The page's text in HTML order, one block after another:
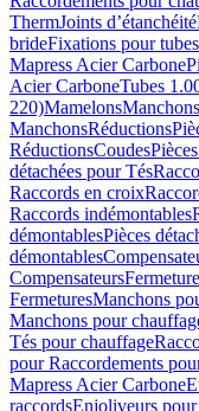
ThermJoints d’étanchéité
brideFixations pour tubes
Mapress Acier Carbone
Acier CarboneTubes
220)MamelonsManchons
ManchonsRéductions
RéductionsCoudes
détachées pour Tés
Raccords en croix
Raccords indémontables
démontablesPièces
démontables
Compensateurs
FermeturesManchons
Manchons pour
Tés pour chauffage
pour Raccordements
Mapress Acier Carbone
raccordsEnjoliveurs pour